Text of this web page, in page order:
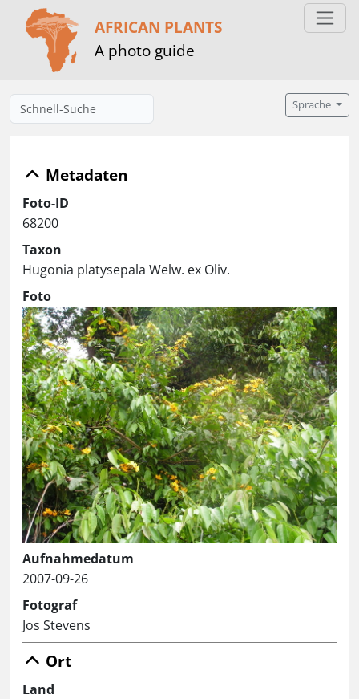
AFRICAN PLANTS
A photo guide
Sprache
Metadaten
Foto-ID
68200
Taxon
Hugonia platysepala Welw. ex Oliv.
Foto
Aufnahmedatum
2007-09-26
Fotograf
Jos Stevens
Ort
Land